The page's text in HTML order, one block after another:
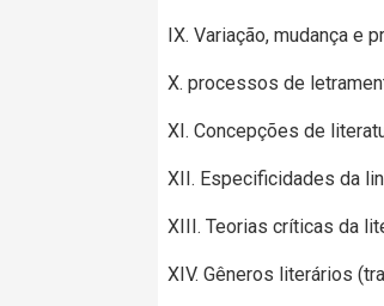
IX. Variação, mudança e
X. processos de
XI. Concepções de
XII. Especificidades da
XIII. Teorias críticas da
XIV. Gêneros literários